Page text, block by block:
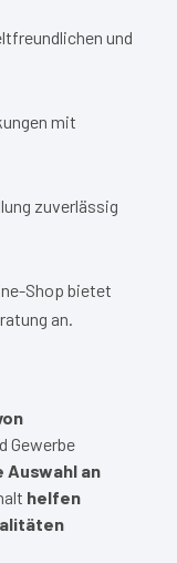
und
mit
zuverlässig
Shop bietet
an.
Gewerbe
Auswahl an
helfen